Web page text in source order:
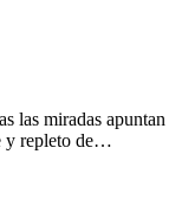
las miradas apuntan
y repleto de…